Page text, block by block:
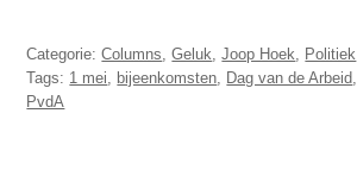
Categorie:Columns,Geluk,Joop Hoek, Politiek
Tags: 1 mei, bijeenkomsten, Dag van de Arbeid,
PvdA